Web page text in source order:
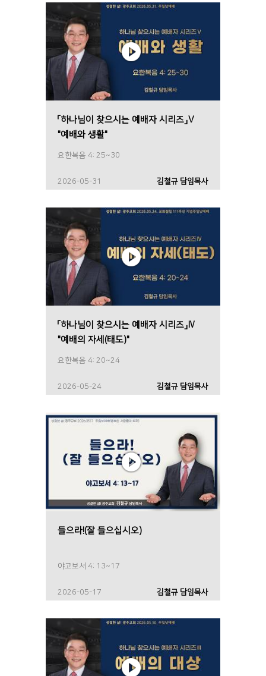
「하나님이 찾으시는 예배자 시리즈」Ⅴ
"예배와 생활"
요한복음 4: 25~30
2026-05-31 김철규 담임목사
「하나님이 찾으시는 예배자 시리즈」Ⅳ
"예배의 자세(태도)"
요한복음 4: 20~24
2026-05-24 김철규 담임목사
들으라!(잘 들으십시오)
야고보서 4: 13~17
2026-05-17 김철규 담임목사